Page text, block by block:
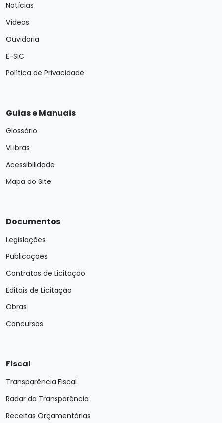
Notícias
Vídeos
Ouvidoria
E-SIC
Política de Privacidade
Guias e Manuais
Glossário
VLibras
Acessibilidade
Mapa do Site
Documentos
Legislações
Publicações
Contratos de Licitação
Editais de Licitação
Obras
Concursos
Fiscal
Transparência Fiscal
Radar da Transparência
Receitas Orçamentárias